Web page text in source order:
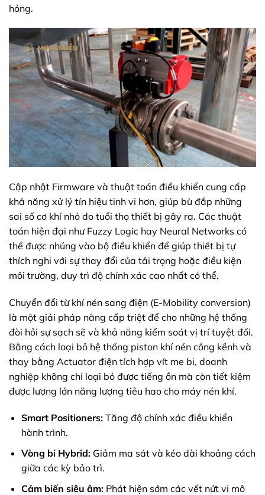
hỏng.
Cập nhật Firmware và thuật toán điều khiển cung cấp
khả năng xử lý tín hiệu tinh vi hơn, giúp bù đắp những
sai số cơ khí nhỏ do tuổi thọ thiết bị gây ra. Các thuật
toán hiện đại như Fuzzy Logic hay Neural Networks có
thể được nhúng vào bộ điều khiển để giúp thiết bị tự
thích nghi với sự thay đổi của tải trọng hoặc điều kiện
môi trường, duy trì độ chính xác cao nhất có thể.
Chuyển đổi từ khí nén sang điện (E-Mobility conversion)
là một giải pháp nâng cấp triệt để cho những hệ thống
đòi hỏi sự sạch sẽ và khả năng kiểm soát vị trí tuyệt đối.
Bằng cách loại bỏ hệ thống piston khí nén cồng kềnh và
thay bằng Actuator điện tích hợp vít me bi, doanh
nghiệp không chỉ loại bỏ được tiếng ồn mà còn tiết kiệm
được lượng lớn năng lượng tiêu hao cho máy nén khí.
Smart Positioners: Tăng độ chính xác điều khiển
hành trình.
Vòng bi Hybrid:Giảm ma sát và kéo dài khoảng cách
giữa các kỳ bảo trì.
Cảm biến siêu âm:Phát hiện sớm các vết nứt vi mô